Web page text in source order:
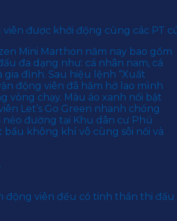
viên được khởi động cùng các PT
Mini Marthon năm nay bao gồm
đa dạng như: cá nhân nam, cá
gia đình. Sau hiệu lệnh “Xuất
động viên đã hăm hở lao mình
vòng chạy. Màu áo xanh nổi bật
Let’s Go Green nhanh chóng
đường tại Khu dân cư Phú
không khí vô cùng sôi nổi và
động viên đều có tinh thần thi